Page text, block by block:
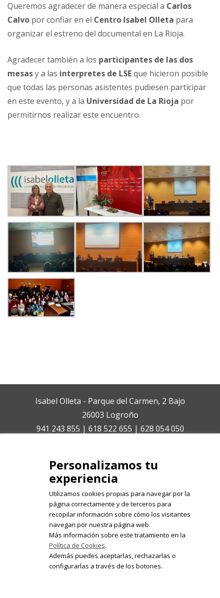
Queremos agradecer de manera especial a Carlos
Calvo por confiar en el Centro Isabel Olleta para
organizar el estreno del documental en La Rioja.
Agradecer también a los participantes de las dos
mesasy a las interpretes de LSEque hicieron posible
que todas las personas asistentes pudiesen participar
en este evento, y a la Universidad de La Rioja por
permitirnos realizar este encuentro.
Isabel Olleta - Parque del Carmen, 2 Bajo
26003 Logroño
941 243 855 | 618 522 655 | 628 054 050
Registrate en nuestro boletín de
noticias
Personalizamos tu
experiencia
Utilizamos cookies propias para navegar por la
página correctamente y de terceros para
recopilar información sobre cómo los visitantes
navegan por nuestra página web.
Más información sobre este tratamiento en la
Política de Cookies.
Además puedes aceptarlas, rechazarlas o
configurarlas a través de los botones.